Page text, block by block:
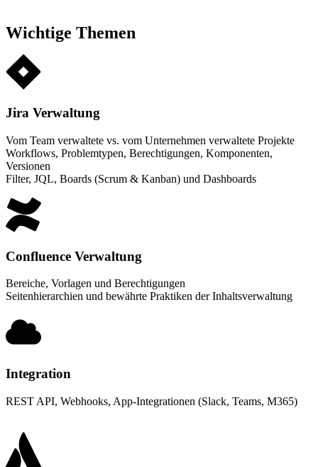
Wichtige Themen
Jira Verwaltung
Vom Team verwaltete vs. vom Unternehmen verwaltete Projekte
Workflows, Problemtypen, Berechtigungen, Komponenten,
Versionen
Filter, JQL, Boards (Scrum & Kanban) und Dashboards
Confluence Verwaltung
Bereiche, Vorlagen und Berechtigungen
Seitenhierarchien und bewährte Praktiken der Inhaltsverwaltung
Integration
REST API, Webhooks, App-Integrationen (Slack, Teams, M365)